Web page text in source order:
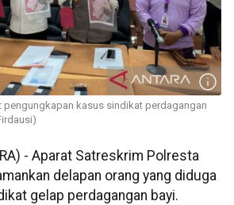
pengungkapan kasus sindikat perdagangan
- Aparat Satreskrim Polresta
delapan orang yang diduga
gelap perdagangan bayi.